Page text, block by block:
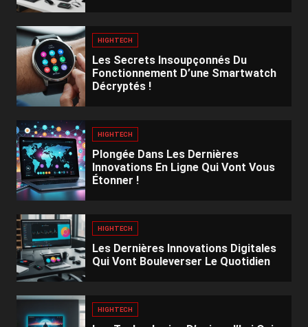
HIGHTECH
Les Secrets Insoupçonnés Du
Fonctionnement D’une Smartwatch
Décryptés !
HIGHTECH
Plongée Dans Les Dernières
Innovations En Ligne Qui Vont Vous
Étonner !
HIGHTECH
Les Dernières Innovations Digitales
Qui Vont Bouleverser Le Quotidien
HIGHTECH